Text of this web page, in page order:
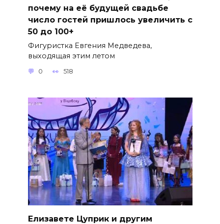
почему на её будущей свадьбе
число гостей пришлось увеличить с
50 до 100+
Фигуристка Евгения Медведева,
выходящая этим летом
0 518
Елизавете Цуприк и другим